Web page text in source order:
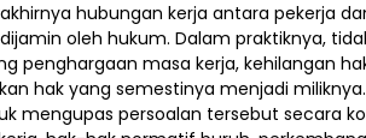
hubungan kerja antara pekerja
oleh hukum. Dalam praktiknya,
masa kerja, kehilangan
hak yang semestinya menjadi miliknya.
mengupas persoalan tersebut secara